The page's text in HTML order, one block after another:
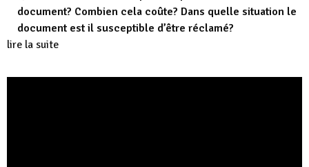
document? Combien cela coûte? Dans quelle situation le
document est il susceptible d’être réclamé?
lire la suite